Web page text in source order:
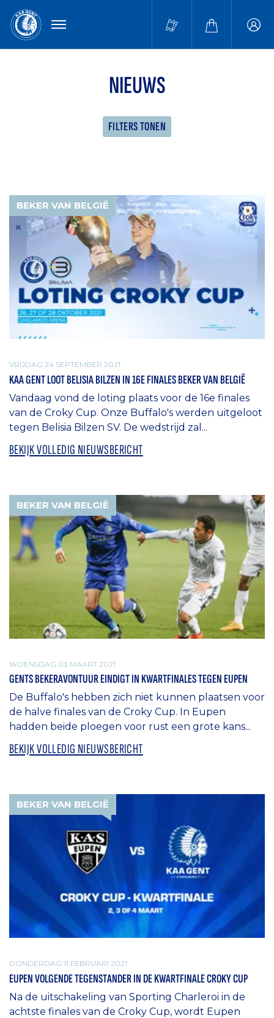
MENU
NIEUWS
FILTERS TONEN
BEKER VAN BELGIË
VRIJDAG 24 SEPTEMBER 2021
KAA GENT LOOT BELISIA BILZEN IN 16E FINALES BEKER VAN BELGIË
Vandaag vond de loting plaats voor de 16e finales
van de Croky Cup. Onze Buffalo's werden uitgeloot
tegen Belisia Bilzen SV. De wedstrijd zal...
BEKIJK VOLLEDIG NIEUWSBERICHT
BEKER VAN BELGIË
WOENSDAG 03 MAART 2021
GENTS BEKERAVONTUUR EINDIGT IN KWARTFINALES TEGEN EUPEN
De Buffalo's hebben zich niet kunnen plaatsen voor
de halve finales van de Croky Cup. In Eupen
hadden beide ploegen voor rust een grote kans...
BEKIJK VOLLEDIG NIEUWSBERICHT
BEKER VAN BELGIË
DONDERDAG 11 FEBRUARI 2021
EUPEN VOLGENDE TEGENSTANDER IN DE KWARTFINALE CROKY CUP
Na de uitschakeling van Sporting Charleroi in de
achtste finales van de Croky Cup, wordt Eupen